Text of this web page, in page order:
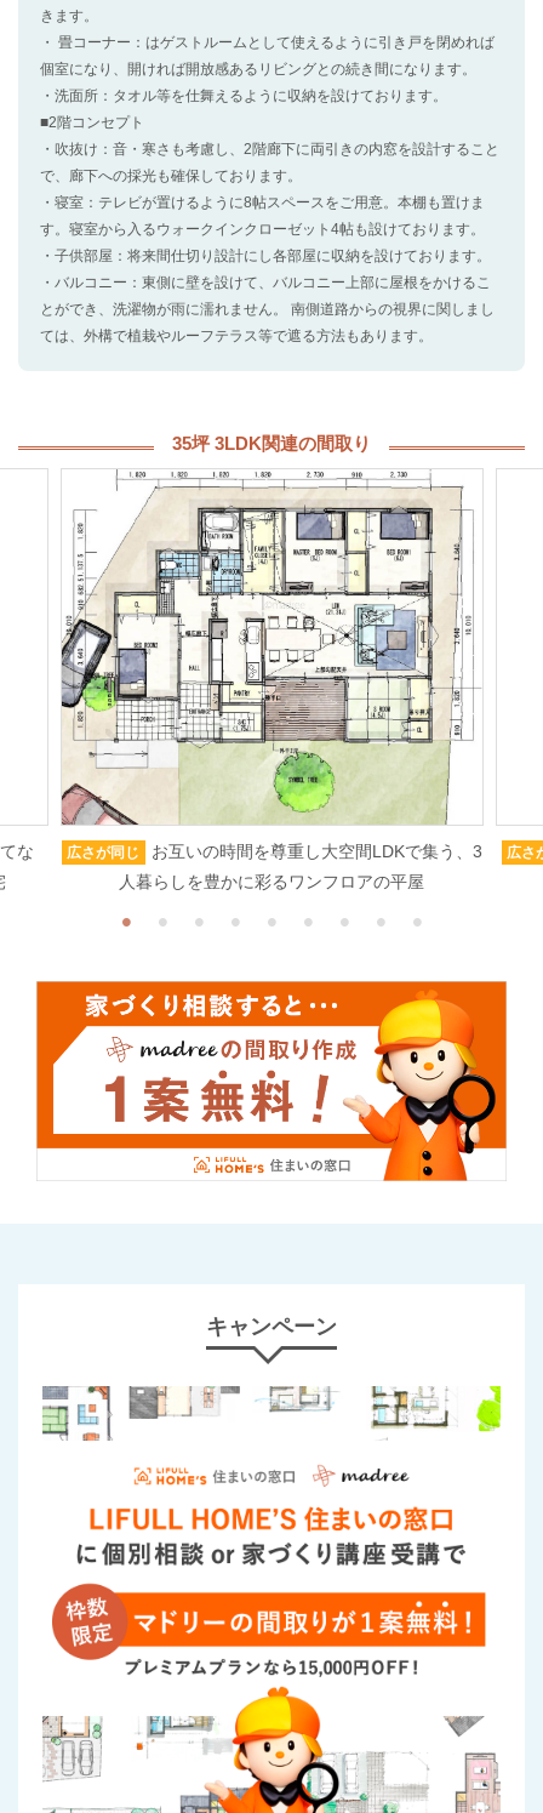
きます。
・ 畳コーナー：はゲストルームとして使えるように引き戸を閉めれば
個室になり、開ければ開放感あるリビングとの続き間になります。
・洗面所：タオル等を仕舞えるように収納を設けております。
■2階コンセプト
・吹抜け：音・寒さも考慮し、2階廊下に両引きの内窓を設計すること
で、廊下への採光も確保しております。
・寝室：テレビが置けるように8帖スペースをご用意。本棚も置けま
す。寝室から入るウォークインクローゼット4帖も設けております。
・子供部屋：将来間仕切り設計にし各部屋に収納を設けております。
・バルコニー：東側に壁を設けて、バルコニー上部に屋根をかけるこ
とができ、洗濯物が雨に濡れません。 南側道路からの視界に関しまし
ては、外構で植栽やルーフテラス等で遮る方法もあります。
35坪 3LDK関連の間取り
な
広さが同じ
お互いの時間を尊重し大空間LDKで集う、3
人暮らしを豊かに彩るワンフロアの平屋
広さ
キャンペーン